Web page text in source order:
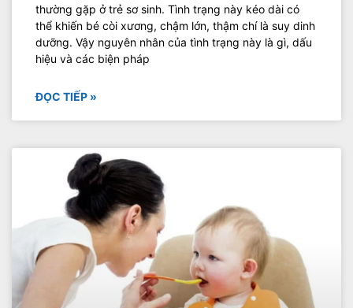
thường gặp ở trẻ sơ sinh. Tình trạng này kéo dài có
thể khiến bé còi xương, chậm lớn, thậm chí là suy dinh
dưỡng. Vậy nguyên nhân của tình trạng này là gì, dấu
hiệu và các biện pháp
ĐỌC TIẾP »